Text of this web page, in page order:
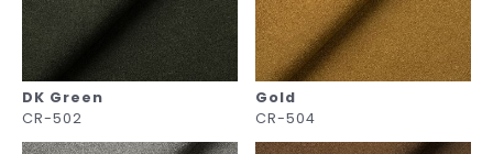
DK Green
CR-502
Gold
CR-504